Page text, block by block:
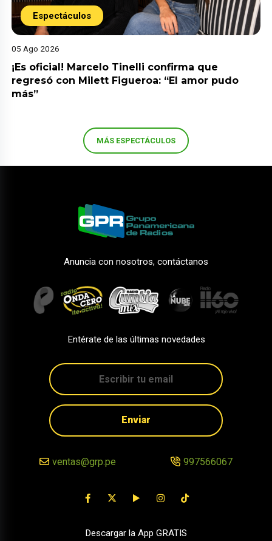
Espectáculos
05 Ago 2026
¡Es oficial! Marcelo Tinelli confirma que
regresó con Milett Figueroa: “El amor pudo
más”
MÁS ESPECTÁCULOS
Anuncia con nosotros, contáctanos
Entérate de las últimas novedades
Enviar
ventas@grp.pe 997566067
Descargar la App GRATIS